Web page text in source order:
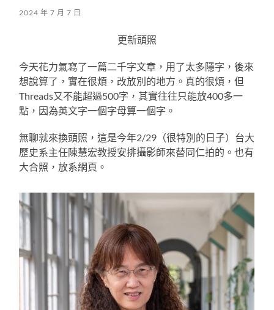
2024 年 7 月 7 日
更新頭照
今天花力氣寫了一篇二千字文章，用了太多隱字，後來
想說算了，實在很煩，改放別的地方。真的很煩，但
Threads又不能超過500字，其實往往只能放400多一
點，因為英文字一個字母算一個字。
無聊就來換頭照，這是今年2/29（很特別的日子）台大
歷史系主任陳慧宏教授安排攝影師來替同仁拍的。也有
大合照，放系網頁。